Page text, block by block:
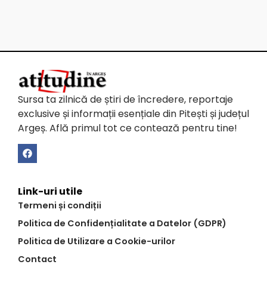
Sursa ta zilnică de știri de încredere, reportaje
exclusive și informații esențiale din Pitești și județul
Argeș. Află primul tot ce contează pentru tine!
Link-uri utile
Termeni și condiții
Politica de Confidențialitate a Datelor (GDPR)
Politica de Utilizare a Cookie-urilor
Contact